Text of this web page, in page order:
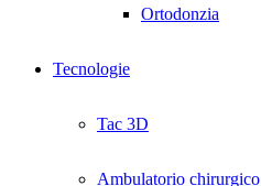
Ortodonzia
Tecnologie
Tac 3D
Ambulatorio chirurgico